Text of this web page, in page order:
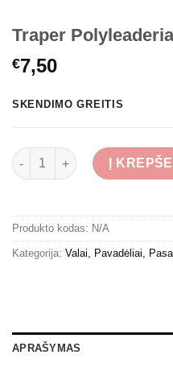
Traper
€7,50
SKENDIMO GREITIS
produkto kiekis: Traper
Į
Produkto kodas: N/A
Kategorija: Valai, Pavadėliai,
APRAŠYMAS